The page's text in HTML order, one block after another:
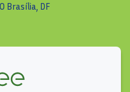
Brasília, DF